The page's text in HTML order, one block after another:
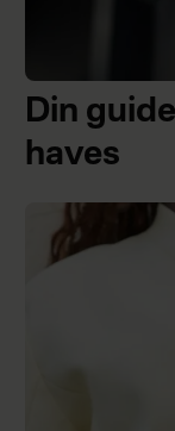
Din
haves